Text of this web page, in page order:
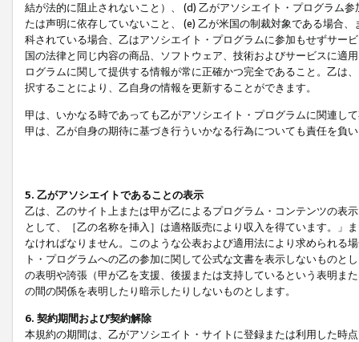
結が法的に阻止されないこと）、 (d) 乙がアソシエイト・プログラム
たは声明に依存していないこと、 (e) 乙が米国の制裁対象である場合
科されている場合、乙はアソシエイト・プログラムに参加もせずサー
国の法律と同じ内容の商品、ソフトウェア、技術およびサービスに適
ログラムに関して提供する情報が常に正確かつ完全であること。乙は
択することにより、乙自身の情報を更新することができます。
甲は、いかなる時であっても乙がアソシエイト・プログラムに関連し
甲は、乙が自身の期待に基づき行ういかなる行為についても責任を負
5. 乙がアソシエイトであることの表示
乙は、乙のサイト上または甲が乙によるプログラム・コンテンツの表
として、［乙の名称を挿入］は適格販売により収入を得ています。」
なければなりません。このような公表および適用法により求められる
ト・プログラムへの乙の参加に関して公式な文書を表示しないもの
の表明や誇張（甲が乙を支援、後援または支持しているという表明ま
の間の関係を表明したり暗示したりしないものとします。
6. 契約期間および契約解除
本規約の期間は、乙がアソシエイト・サイトに登録または利用した時